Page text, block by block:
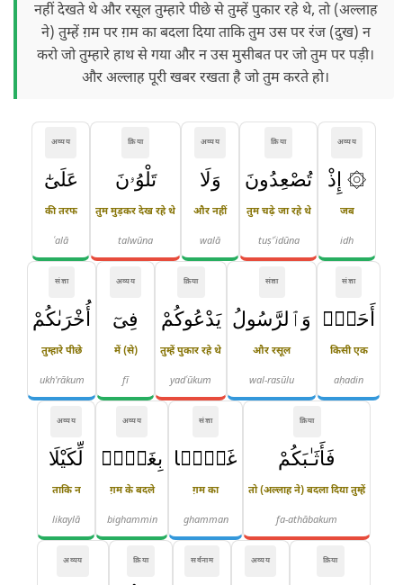
नहीं देखते थे और रसूल तुम्हारे पीछे से तुम्हें पुकार रहे थे, तो (अल्लाह
ने) तुम्हें ग़म पर ग़म का बदला दिया ताकि तुम उस पर रंज (दुख) न
करो जो तुम्हारे हाथ से गया और न उस मुसीबत पर जो तुम पर पड़ी।
और अल्लाह पूरी खबर रखता है जो तुम करते हो।
अव्यय
۞ إِذْ
जब
idh
क्रिया
تُصْعِدُونَ
तुम चढ़े जा रहे थे
tuṣ'ʿidūna
अव्यय
وَلَا
और नहीं
walā
क्रिया
تَلْوُۥنَ
तुम मुड़कर देख रहे थे
talwūna
अव्यय
عَلَىٰٓ
की तरफ
ʿalā
संज्ञा
أَحَدٍۢ
किसी एक
aḥadin
संज्ञा
وَٱلرَّسُولُ
और रसूल
wal-rasūlu
क्रिया
يَدْعُوكُمْ
तुम्हें पुकार रहे थे
yadʿūkum
अव्यय
فِىٓ
में (से)
fī
संज्ञा
أُخْرَىٰكُمْ
तुम्हारे पीछे
ukh'rākum
क्रिया
فَأَثَـٰبَكُمْ
तो (अल्लाह ने) बदला दिया तुम्हें
fa-athābakum
संज्ञा
غَمًّۢا
ग़म का
ghamman
अव्यय
بِغَمٍّۢ
ग़म के बदले
bighammin
अव्यय
لِّكَيْلَا
ताकि न
likaylā
क्रिया
अव्यय
सर्वनाम
क्रिया
अव्यय